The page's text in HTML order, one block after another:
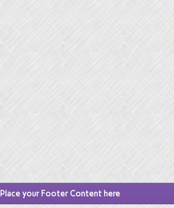
Place your Footer Content here